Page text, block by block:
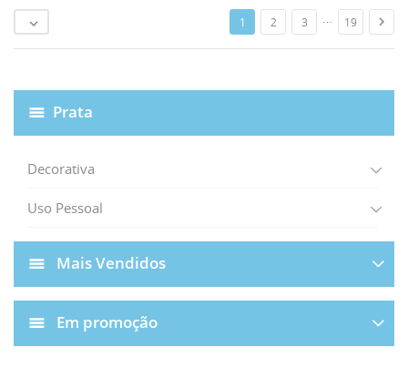
Prata
Decorativa
Uso Pessoal
Mais Vendidos
Em promoção
 1 2 3 19 